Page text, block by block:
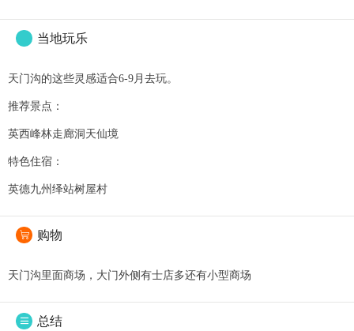
当地玩乐
天门沟的这些灵感适合6-9月去玩。
推荐景点：
英西峰林走廊洞天仙境
特色住宿：
英德九州绎站树屋村
 购物
天门沟里面商场，大门外侧有士店多还有小型商场
 总结